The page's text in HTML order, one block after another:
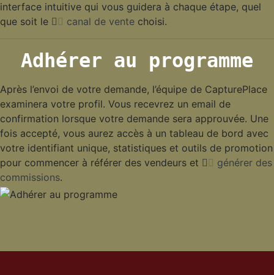
interface intuitive qui vous guidera à chaque étape, quel
que soit le
canal de vente choisi.
Adhérer au programme
Après l’envoi de votre demande, l’équipe de CapturePlace
examinera votre profil. Vous recevrez un email de
confirmation lorsque votre demande sera approuvée. Une
fois accepté, vous aurez accès à un tableau de bord avec
votre identifiant unique, statistiques et outils de promotion
pour commencer à référer des vendeurs et
générer des
commissions.